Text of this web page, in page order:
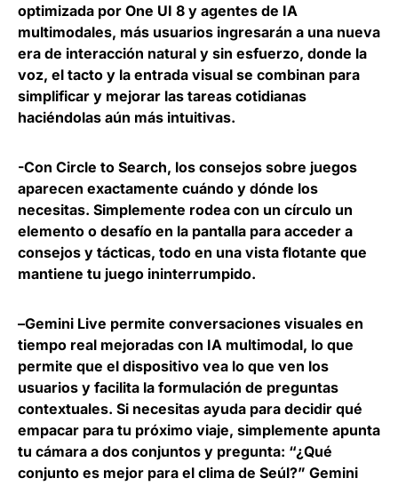
optimizada por One UI 8 y agentes de IA
multimodales, más usuarios ingresarán a una nueva
era de interacción natural y sin esfuerzo, donde la
voz, el tacto y la entrada visual se combinan para
simplificar y mejorar las tareas cotidianas
haciéndolas aún más intuitivas.
-Con Circle to Search, los consejos sobre juegos
aparecen exactamente cuándo y dónde los
necesitas. Simplemente rodea con un círculo un
elemento o desafío en la pantalla para acceder a
consejos y tácticas, todo en una vista flotante que
mantiene tu juego ininterrumpido.
–Gemini Live permite conversaciones visuales en
tiempo real mejoradas con IA multimodal, lo que
permite que el dispositivo vea lo que ven los
usuarios y facilita la formulación de preguntas
contextuales. Si necesitas ayuda para decidir qué
empacar para tu próximo viaje, simplemente apunta
tu cámara a dos conjuntos y pregunta: “¿Qué
conjunto es mejor para el clima de Seúl?” Gemini